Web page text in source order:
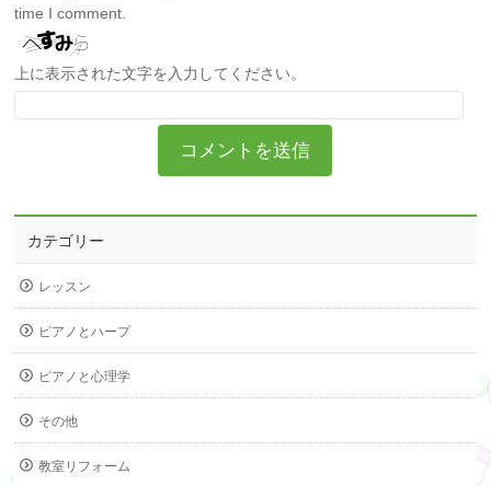
time I comment.
上に表示された文字を入力してください。
カテゴリー
レッスン
ピアノとハープ
ピアノと心理学
その他
教室リフォーム